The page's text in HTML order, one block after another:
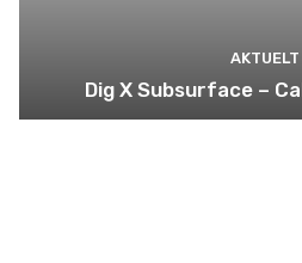
AKTUELT
Dig X Subsurface –